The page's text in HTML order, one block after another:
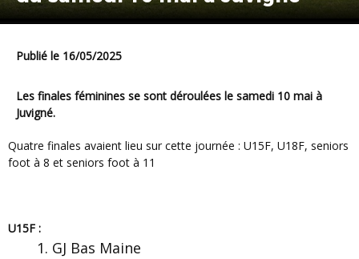
Publié le 16/05/2025
Les finales féminines se sont déroulées le samedi 10 mai à
Juvigné.
Quatre finales avaient lieu sur cette journée : U15F, U18F, seniors
foot à 8 et seniors foot à 11
U15F :
GJ Bas Maine